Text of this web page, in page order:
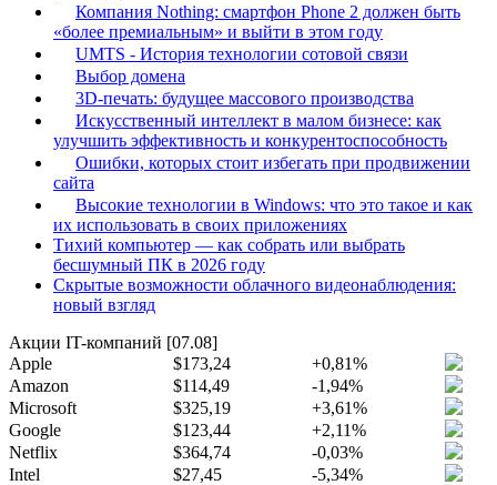
Компания Nothing: смартфон Phone 2 должен быть
«более премиальным» и выйти в этом году
UMTS - История технологии сотовой связи
Выбор домена
3D-печать: будущее массового производства
Искусственный интеллект в малом бизнесе: как
улучшить эффективность и конкурентоспособность
Ошибки, которых стоит избегать при продвижении
сайта
Высокие технологии в Windows: что это такое и как
их использовать в своих приложениях
Тихий компьютер — как собрать или выбрать
бесшумный ПК в 2026 году
Скрытые возможности облачного видеонаблюдения:
новый взгляд
Акции IT-компаний [07.08]
Apple
$173,24
+0,81%
Amazon
$114,49
-1,94%
Microsoft
$325,19
+3,61%
Google
$123,44
+2,11%
Netflix
$364,74
-0,03%
Intel
$27,45 -5,34%